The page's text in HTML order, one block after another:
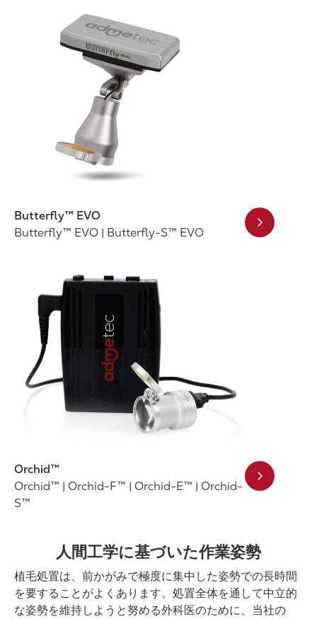
Butterfly™ EVO
Butterfly™ EVO | Butterfly-S™ EVO
Orchid™
Orchid™ | Orchid-F™ | Orchid-E™ | Orchid-
S™
人間工学に基づいた作業姿勢
植毛処置は、前かがみで極度に集中した姿勢での長時間
を要することがよくあります。処置全体を通して中立的
な姿勢を維持しようと努める外科医のために、当社の